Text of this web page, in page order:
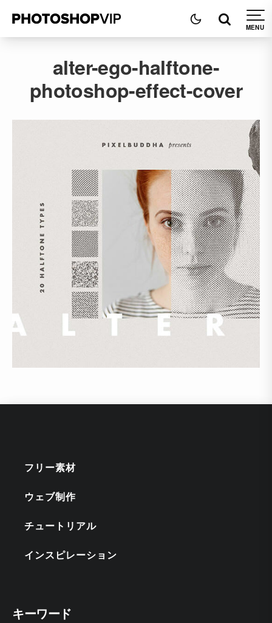
alter-ego-halftone-
photoshop-effect-cover
フリー素材
ウェブ制作
チュートリアル
インスピレーション
キーワード